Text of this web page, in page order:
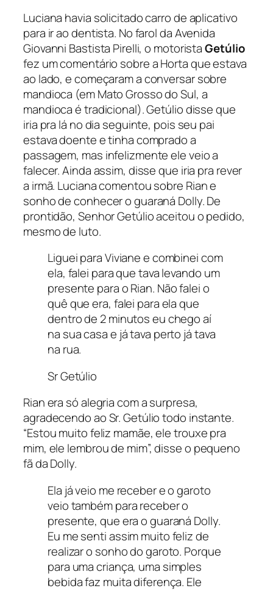
Luciana havia solicitado carro de aplicativo
para ir ao dentista. No farol da Avenida
Giovanni Bastista Pirelli, o motoristaGetúlio
fez um comentário sobre a Horta que estava
ao lado, e começaram a conversar sobre
mandioca (em Mato Grosso do Sul, a
mandioca é tradicional). Getúlio disse que
iria pra lá no dia seguinte, pois seu pai
estava doente e tinha comprado a
passagem, mas infelizmente ele veio a
falecer. Ainda assim, disse que iria pra rever
a irmã. Luciana comentou sobre Rian e
sonho de conhecer o guaraná Dolly. De
prontidão, Senhor Getúlio aceitou o pedido,
mesmo de luto.
Liguei para Viviane e combinei com
ela, falei para que tava levando um
presente para o Rian. Não falei o
quê que era, falei para ela que
dentro de 2 minutos eu chego aí
na sua casa e já tava perto já tava
na rua.
Sr Getúlio
Rian era só alegria com a surpresa,
agradecendo ao Sr. Getúlio todo instante.
“Estou muito feliz mamãe, ele trouxe pra
mim, ele lembrou de mim”, disse o pequeno
fã da Dolly.
Ela já veio me receber e o garoto
veio também para receber o
presente, que era o guaraná Dolly.
Eu me senti assim muito feliz de
realizar o sonho do garoto. Porque
para uma criança, uma simples
bebida faz muita diferença. Ele